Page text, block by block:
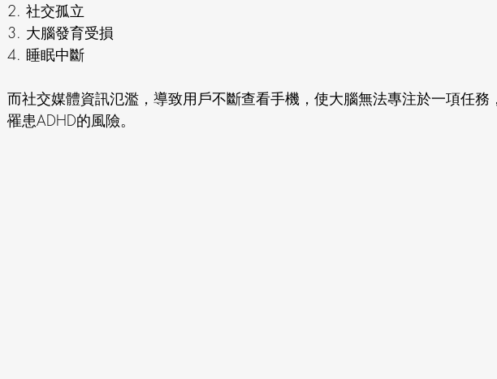
2. 社交孤立
3. 大腦發育受損
4. 睡眠中斷
而社交媒體資訊氾濫，導致用戶不斷查看手機，使大腦無法專注於一項任務
罹患ADHD的風險。